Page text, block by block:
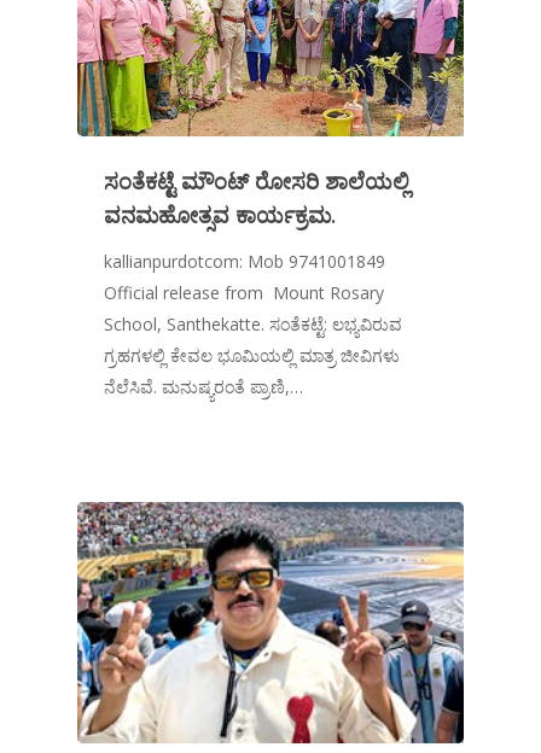
ಸಂತೆಕಟ್ಟೆ ಮೌಂಟ್ ರೋಸರಿ ಶಾಲೆಯಲ್ಲಿ
ವನಮಹೋತ್ಸವ ಕಾರ್ಯಕ್ರಮ.
kallianpurdotcom: Mob 9741001849
Official release from Mount Rosary
School, Santhekatte. ಸಂತೆಕಟ್ಟೆ: ಲಭ್ಯವಿರುವ
ಗ್ರಹಗಳಲ್ಲಿ ಕೇವಲ ಭೂಮಿಯಲ್ಲಿ ಮಾತ್ರ ಜೀವಿಗಳು
ನೆಲೆಸಿವೆ. ಮನುಷ್ಯರಂತೆ ಪ್ರಾಣಿ,…